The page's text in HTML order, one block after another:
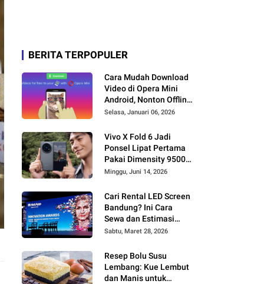
BERITA TERPOPULER
Cara Mudah Download
Video di Opera Mini
Android, Nonton Offline
Jadi Lebih Praktis
Selasa, Januari 06, 2026
Vivo X Fold 6 Jadi
Ponsel Lipat Pertama
Pakai Dimensity 9500
Super Edition, Hadirkan
Minggu, Juni 14, 2026
Cari Rental LED Screen
Bandung? Ini Cara
Sewa dan Estimasi
Harga Terbarunya!
Sabtu, Maret 28, 2026
Resep Bolu Susu
Lembang: Kue Lembut
dan Manis untuk